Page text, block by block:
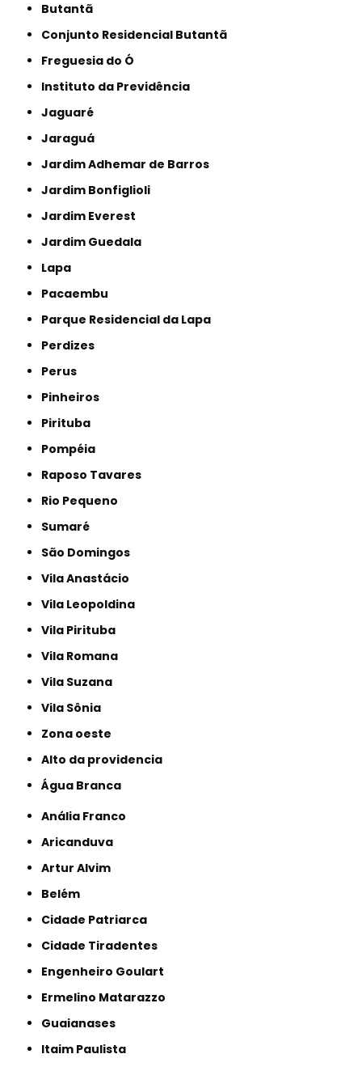
Butantã
Conjunto Residencial Butantã
Freguesia do Ó
Instituto da Previdência
Jaguaré
Jaraguá
Jardim Adhemar de Barros
Jardim Bonfiglioli
Jardim Everest
Jardim Guedala
Lapa
Pacaembu
Parque Residencial da Lapa
Perdizes
Perus
Pinheiros
Pirituba
Pompéia
Raposo Tavares
Rio Pequeno
Sumaré
São Domingos
Vila Anastácio
Vila Leopoldina
Vila Pirituba
Vila Romana
Vila Suzana
Vila Sônia
Zona oeste
alto da providencia
Água Branca
Anália Franco
Aricanduva
Artur Alvim
Belém
Cidade Patriarca
Cidade Tiradentes
Engenheiro Goulart
Ermelino Matarazzo
Guaianases
Itaim Paulista